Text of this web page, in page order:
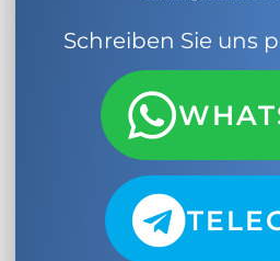
Schreiben Sie uns